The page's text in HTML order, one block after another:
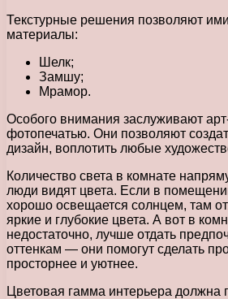
Текстурные решения позволяют
материалы:
Шелк;
Замшу;
Мрамор.
Особого внимания заслуживают
фотопечатью. Они позволяют
дизайн, воплотить любые
Количество света в комнате
люди видят цвета. Если в
хорошо освещается солнцем, там
яркие и глубокие цвета. А вот в
недостаточно, лучше отдать
оттенкам — они помогут сделать
просторнее и уютнее.
Цветовая гамма интерьера должна